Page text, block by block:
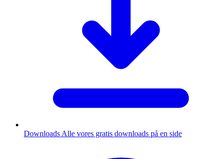
Downloads Alle vores gratis downloads på en side